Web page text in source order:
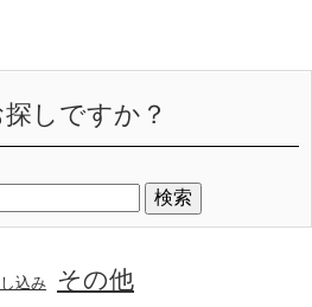
探しですか？
込み その他